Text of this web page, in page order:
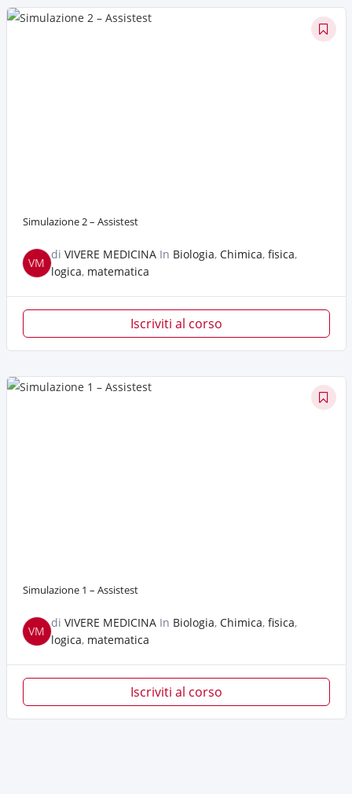
Simulazione 2 – Assistest
VM
di VIVERE MEDICINAIn Biologia, Chimica, fisica,
logica, matematica
Iscriviti al corso
Simulazione 1 – Assistest
VM
di VIVERE MEDICINAIn Biologia, Chimica, fisica,
logica, matematica
Iscriviti al corso